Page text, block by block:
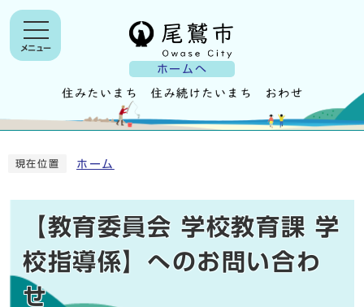
ホームへ
メニュー
現在位置 ホーム
【教育委員会 学校教育課 学
校指導係】へのお問い合わ
せ